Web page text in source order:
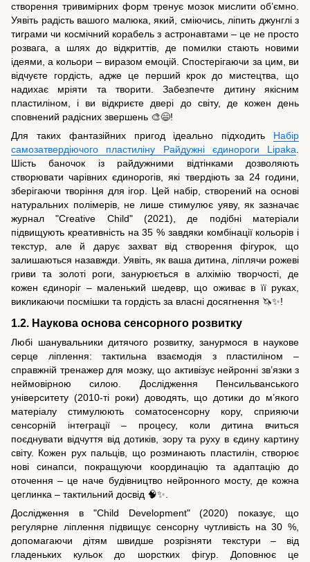
створення тривимірних форм тренує мозок мислити об’ємно.
Уявіть радість вашого малюка, який, сміючись, ліпить джунглі з
тиграми чи космічний корабель з астронавтами – це не просто
розвага, а шлях до відкриттів, де помилки стають новими
ідеями, а кольори – виразом емоцій. Спостерігаючи за цим, ви
відчуєте гордість, адже це перший крок до мистецтва, що
надихає мріяти та творити. Забезпечте дитину якісним
пластиліном, і ви відкриєте двері до світу, де кожен день
сповнений радісних звершень 🎨😄!
Для таких фантазійних пригод ідеально підходить Набір
самозатвердіючого пластиліну Райдужні єдинороги Lipaka.
Шість баночок із райдужними відтінками дозволяють
створювати чарівних єдинорогів, які твердіють за 24 години,
зберігаючи творіння для ігор. Цей набір, створений на основі
натуральних полімерів, не лише стимулює уяву, як зазначає
журнал "Creative Child" (2021), де подібні матеріали
підвищують креативність на 35 % завдяки комбінації кольорів і
текстур, але й дарує захват від створення фігурок, що
залишаються назавжди. Уявіть, як ваша дитина, ліплячи рожеві
гриви та золоті роги, занурюється в алхімію творчості, де
кожен єдиноріг – маленький шедевр, що оживає в її руках,
викликаючи посмішки та гордість за власні досягнення 🦄✨!
1.2. Наукова основа сенсорного розвитку
Любі шанувальники дитячого розвитку, занурмося в наукове
серце ліплення: тактильна взаємодія з пластиліном –
справжній тренажер для мозку, що активізує нейронні зв’язки з
неймовірною силою. Дослідження Пенсильванського
університету (2010-ті роки) доводять, що дотики до м’якого
матеріалу стимулюють соматосенсорну кору, сприяючи
сенсорній інтеграції – процесу, коли дитина вчиться
поєднувати відчуття від дотиків, зору та руху в єдину картину
світу. Кожен рух пальців, що розминають пластилін, створює
нові синапси, покращуючи координацію та адаптацію до
оточення – це наче будівництво нейронного мосту, де кожна
цеглинка – тактильний досвід 🧠✨.
Дослідження в "Child Development" (2020) показує, що
регулярне ліплення підвищує сенсорну чутливість на 30 %,
допомагаючи дітям швидше розрізняти текстури – від
гладеньких кульок до шорстких фігур. Доповнює це